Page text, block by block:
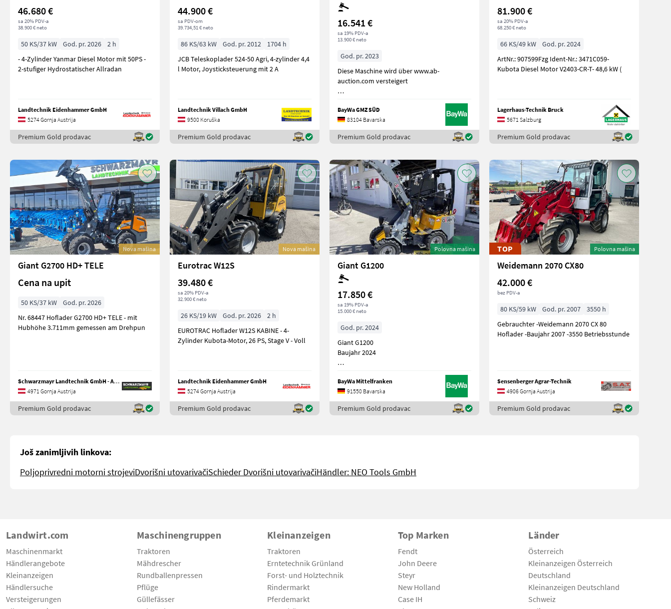
46.680 €
sa 20% PDV-a
38.900 € neto
50 KS/37 kW God. pr. 2026
2 h
- 4-Zylinder Yanmar Diesel Motor mit 50PS -
2-stufiger Hydrostatischer Allradan
Landtechnik Eidenhammer GmbH
5274 Gornja Austrija
Premium Gold prodavac
44.900 €
sa PDV-om
39.734,51 € neto
86 KS/63 kW God. pr. 2012
1704 h
JCB Teleskoplader 524-50 Agri, 4-zylinder 4,4
l Motor, Joysticksteuerung mit 2 A
Landtechnik Villach GmbH
9500 Koruška
Premium Gold prodavac
16.541 €
sa 19% PDV-a
13.900 € neto
God. pr. 2023
Diese Maschine wird über www.ab-
auction.com versteigert
BayWa GMZ SÜD
83104 Bavarska
Premium Gold prodavac
81.900 €
sa 20% PDV-a
68.250 € neto
66 KS/49 kW
God. pr. 2024
ArtNr.: 907599Fzg Ident-Nr.: 3471C059-
Kubota Diesel Motor V2403-CR-T- 48,6 kW (
Lagerhaus-Technik Bruck
5671 Salzburg
Premium Gold prodavac
Nova mašina
Giant G2700 HD+ TELE
Cena na upit
50 KS/37 kW
God. pr. 2026
Nr. 68447 Hoflader G2700 HD+ TELE - mit
Hubhöhe 3.711mm gemessen am Drehpun
Schwarzmayr Landtechnik GmbH - Aurolzmünster
4971 Gornja Austrija
Premium Gold prodavac
Nova mašina
Eurotrac W12S
39.480 €
sa 20% PDV-a
32.900 € neto
26 KS/19 kW God. pr. 2026
2 h
EUROTRAC Hoflader W12S KABINE - 4-
Zylinder Kubota-Motor, 26 PS, Stage V - Voll
Landtechnik Eidenhammer GmbH
5274 Gornja Austrija
Premium Gold prodavac
Polovna mašina
Giant G1200
17.850 €
sa 19% PDV-a
15.000 € neto
God. pr. 2024
Giant G1200
Baujahr 2024
1 1X ARBEITSSCHEINW
BayWa Mittelfranken
91550 Bavarska
Premium Gold prodavac
TOP Polovna mašina
Weidemann 2070 CX80
42.000 €
bez PDV-a
80 KS/59 kW God. pr. 2007
3550 h
Gebrauchter -Weidemann 2070 CX 80
Hoflader -Baujahr 2007 -3550 Betriebsstunde
Sensenberger Agrar-Technik
4906 Gornja Austrija
Premium Gold prodavac
Još zanimljivih linkova:
Poljoprivredni motorni strojeviDvorišni utovarivačiSchieder Dvorišni utovarivačiHändler: NEO Tools GmbH
Landwirt.com
Maschinenmarkt
Händlerangebote
Kleinanzeigen
Händlersuche
Versteigerungen
Maschinengruppen
Traktoren
Mähdrescher
Rundballenpressen
Pflüge
Güllefässer
Kleinanzeigen
Traktoren
Erntetechnik Grünland
Forst- und Holztechnik
Rindermarkt
Pferdemarkt
Top Marken
Fendt
John Deere
Steyr
New Holland
Case IH
Länder
Österreich
Kleinanzeigen Österreich
Deutschland
Kleinanzeigen Deutschland
Schweiz